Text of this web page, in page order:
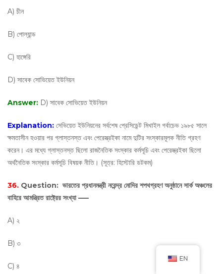
A) চীন
B) পোল্যান্ড
C) হাঙ্গেরি
D) সাবেক সোভিয়েত ইউনিয়ন
Answer: D) সাবেক সোভিয়েত ইউনিয়ন
Explanation: সেভিয়েত ইউনিয়নের সর্বশেষ প্রেসিডেন্ট মিখাইল গর্বাচেভ ১৯৮৫ সালে
ক্ষমতাসীন হওয়ার পর গ্লাস্তনস্ত এবং পেরেস্ত্রইকা নামে দুটির সংস্কারমূলক নীতি গ্রহণ
করেন। এর মধ্যে গ্লাস্তনস্ত ছিলো রাজনৈতিক সংস্কার কর্মসূচি এবং পেরেস্ত্রইকা ছিলো
অর্থনৈতিক সংস্কার কর্মসূচি বিষয়ক নীতি। (সূত্র: হিস্টোরি ডটকম)
36. Question: ভারতের প্রধানমন্ত্রী নরেন্দ্র মোদির শপথগ্রহণ অনুষ্ঠানে সার্ক অঞ্চলের
বাহিরে আমন্ত্রিত রাষ্ট্রের সংখ্যা —–
A) ২
B) ৩
C) ৪
EN